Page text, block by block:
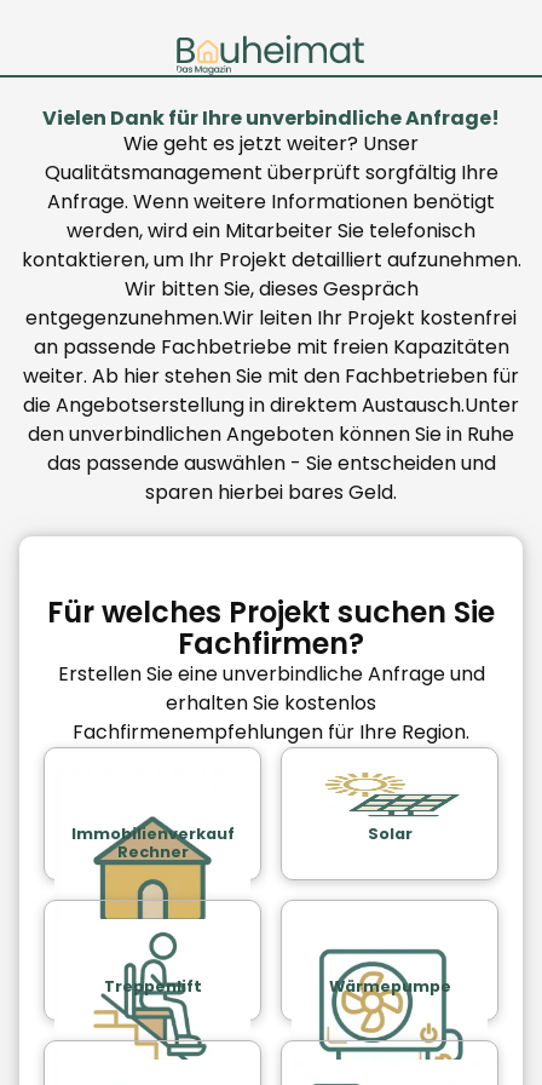
Vielen Dank für Ihre unverbindliche Anfrage!
Wie geht es jetzt weiter? Unser
Qualitätsmanagement überprüft sorgfältig Ihre
Anfrage. Wenn weitere Informationen benötigt
werden, wird ein Mitarbeiter Sie telefonisch
kontaktieren, um Ihr Projekt detailliert aufzunehmen.
Wir bitten Sie, dieses Gespräch
entgegenzunehmen.Wir leiten Ihr Projekt kostenfrei
an passende Fachbetriebe mit freien Kapazitäten
weiter. Ab hier stehen Sie mit den Fachbetrieben für
die Angebotserstellung in direktem Austausch.Unter
den unverbindlichen Angeboten können Sie in Ruhe
das passende auswählen - Sie entscheiden und
sparen hierbei bares Geld.
Für welches Projekt suchen Sie
Fachfirmen?
Erstellen Sie eine unverbindliche Anfrage und
erhalten Sie kostenlos
Fachfirmenempfehlungen für Ihre Region.
Immobilienverkauf
Rechner
Solar
Treppenlift Wärmepumpe